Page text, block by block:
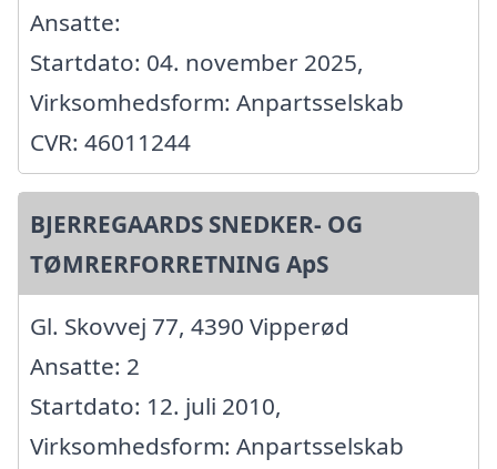
Ansatte:
Startdato: 04. november 2025,
Virksomhedsform: Anpartsselskab
CVR: 46011244
BJERREGAARDS SNEDKER- OG
TØMRERFORRETNING ApS
Gl. Skovvej 77, 4390 Vipperød
Ansatte: 2
Startdato: 12. juli 2010,
Virksomhedsform: Anpartsselskab